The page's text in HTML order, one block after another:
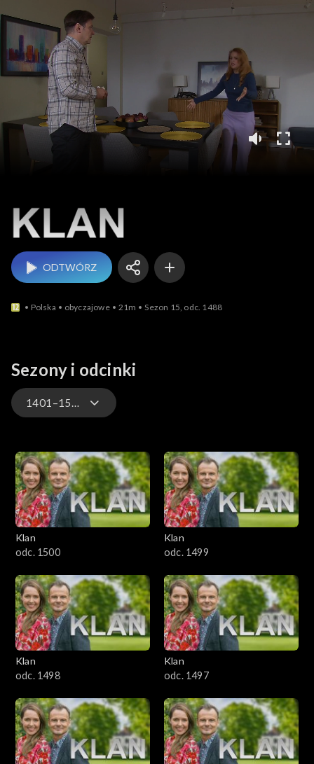
ODTWÓRZ
Polska obyczajowe 21m Sezon 15, odc. 1488
Sezony i odcinki
1401–1500
4601–4700
4501–4600
4401–4500
4301–4400
4201–4300
4101–4200
3901–4000
3801–3900
Klan
odc. 1500
Klan
odc. 1499
Klan
odc. 1498
Klan
odc. 1497